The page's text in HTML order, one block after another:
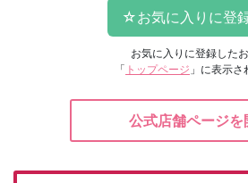
お気に入りに登録した
「 トップページ 」に表示さ
公式店舗ページを